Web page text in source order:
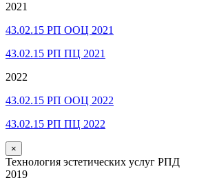
2021
43.02.15 РП ООЦ 2021
43.02.15 РП ПЦ 2021
2022
43.02.15 РП ООЦ 2022
43.02.15 РП ПЦ 2022
×
Технология эстетических услуг РПД
2019